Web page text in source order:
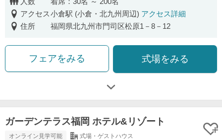
アクセス小倉駅 (小倉・北九州周辺) アクセス詳細
住所
福岡県北九州市門司区松原1－8－12
フェアをみる 式場をみる
ガーデンテラス福岡 ホテル&リゾート
オンライン見学可能 式場・ゲストハウス